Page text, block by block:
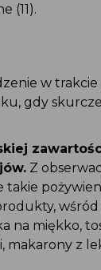
(11).
w
gdy
Z
takie
na miękko,
makarony z